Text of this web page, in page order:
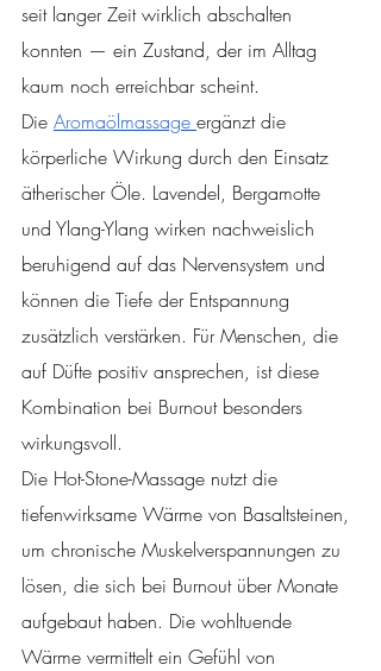
seit langer Zeit wirklich abschalten
konnten — ein Zustand, der im Alltag
kaum noch erreichbar scheint.
Die Aromaölmassage ergänzt die
körperliche Wirkung durch den Einsatz
ätherischer Öle. Lavendel, Bergamotte
und Ylang-Ylang wirken nachweislich
beruhigend auf das Nervensystem und
können die Tiefe der Entspannung
zusätzlich verstärken. Für Menschen, die
auf Düfte positiv ansprechen, ist diese
Kombination bei Burnout besonders
wirkungsvoll.
Die Hot-Stone-Massage nutzt die
tiefenwirksame Wärme von Basaltsteinen,
um chronische Muskelverspannungen zu
lösen, die sich bei Burnout über Monate
aufgebaut haben. Die wohltuende
Wärme vermittelt ein Gefühl von